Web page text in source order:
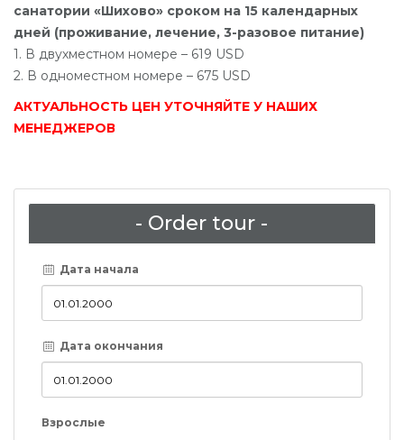
санатории «Шихово» сроком на 15 календарных
дней (проживание, лечение, 3-разовое питание)
1. В двухместном номере – 619 USD
2. В одноместном номере – 675 USD
АКТУАЛЬНОСТЬ ЦЕН УТОЧНЯЙТЕ У НАШИХ
МЕНЕДЖЕРОВ
- Order tour -
Дата начала
Дата окончания
Взрослые